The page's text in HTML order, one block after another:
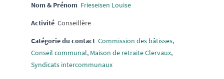
Nom & Prénom Frieseisen Louise
Activité Conseillère
Catégorie du contact Commission des bâtisses,
Conseil communal, Maison de retraite Clervaux,
Syndicats intercommunaux